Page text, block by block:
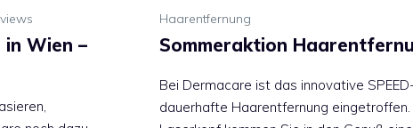
Wien –
Haarentfernung
Sommeraktion
Bei Dermacare ist das innovative
dauerhafte Haarentfernung